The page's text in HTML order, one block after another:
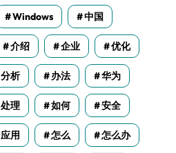
Windows 中国
介绍 企业 优化
分析 办法 华为
处理 如何 安全
应用 怎么 怎么办